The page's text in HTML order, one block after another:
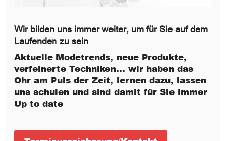
Wir bilden uns immer weiter, um für Sie auf dem
Laufenden zu sein
Aktuelle Modetrends, neue Produkte,
verfeinerte Techniken... wir haben das
Ohr am Puls der Zeit, lernen dazu, lassen
uns schulen und sind damit für Sie immer
Up to date